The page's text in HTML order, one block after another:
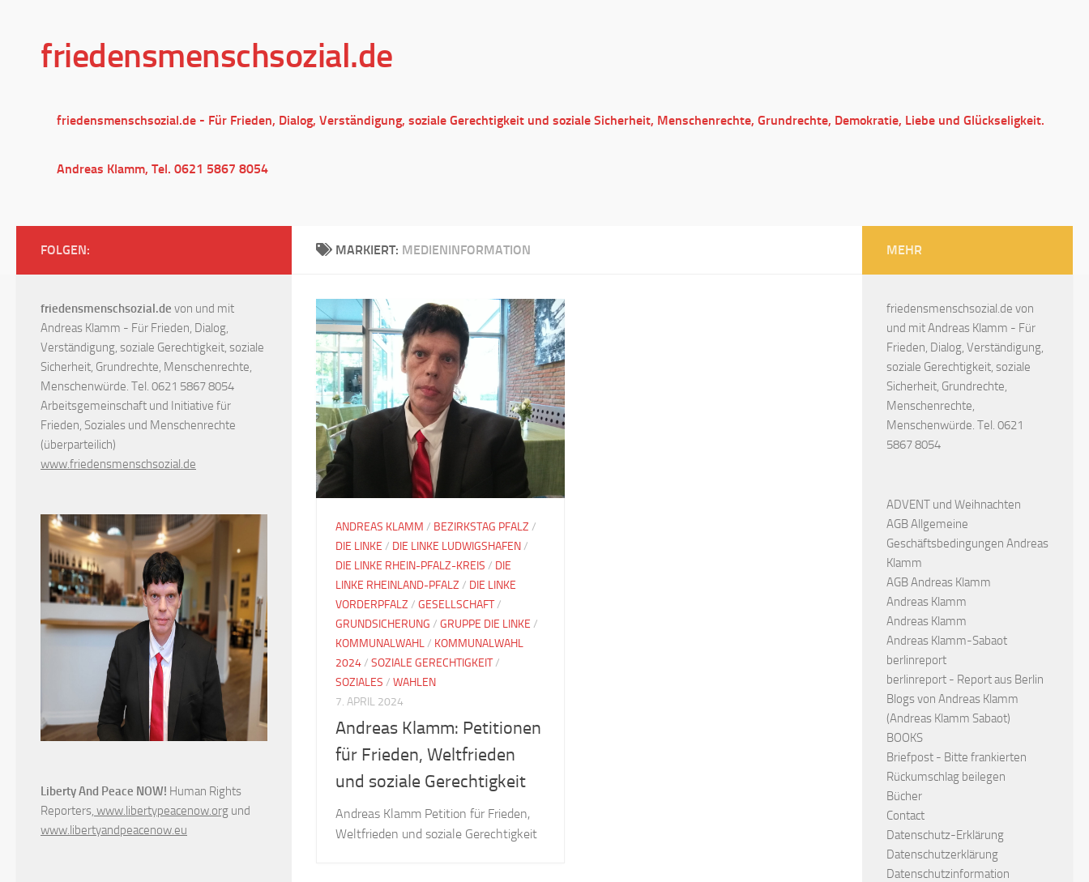
friedensmenschsozial.de
friedensmenschsozial.de - Für Frieden, Dialog, Verständigung, soziale Gerechtigkeit und soziale Sicherheit, Menschenrechte, Grundrechte, Demokratie, Liebe und Glückseligkeit.
Andreas Klamm, Tel. 0621 5867 8054
MARKIERT: MEDIENINFORMATION
ANDREAS KLAMM / BEZIRKSTAG PFALZ /
DIE LINKE / DIE LINKE LUDWIGSHAFEN/
DIE LINKE RHEIN-PFALZ-KREIS / DIE
LINKE RHEINLAND-PFALZ / DIE LINKE
VORDERPFALZ / GESELLSCHAFT/
GRUNDSICHERUNG / GRUPPE DIE LINKE /
KOMMUNALWAHL/ KOMMUNALWAHL
2024/ SOZIALE GERECHTIGKEIT/
SOZIALES / WAHLEN
7. APRIL 2024
Andreas Klamm: Petitionen
für Frieden, Weltfrieden
und soziale Gerechtigkeit
Andreas Klamm Petition für Frieden,
Weltfrieden und soziale Gerechtigkeit
FOLGEN:
friedensmenschsozial.de von und mit
Andreas Klamm - Für Frieden, Dialog,
Verständigung, soziale Gerechtigkeit, soziale
Sicherheit, Grundrechte, Menschenrechte,
Menschenwürde. Tel. 0621 5867 8054
Arbeitsgemeinschaft und Initiative für
Frieden, Soziales und Menschenrechte
(überparteilich)
www.friedensmenschsozial.de
Liberty And Peace NOW! Human Rights
Reporters, www.libertypeacenow.org und
www.libertyandpeacenow.eu
MEHR
friedensmenschsozial.de von
und mit Andreas Klamm - Für
Frieden, Dialog, Verständigung,
soziale Gerechtigkeit, soziale
Sicherheit, Grundrechte,
Menschenrechte,
Menschenwürde. Tel. 0621
5867 8054
ADVENT und Weihnachten
AGB Allgemeine
Geschäftsbedingungen Andreas
Klamm
AGB Andreas Klamm
Andreas Klamm
Andreas Klamm
Andreas Klamm-Sabaot
berlinreport
berlinreport - Report aus Berlin
Blogs von Andreas Klamm
(Andreas Klamm Sabaot)
BOOKS
Briefpost - Bitte frankierten
Rückumschlag beilegen
Bücher
Contact
Datenschutz-Erklärung
Datenschutzerklärung
Datenschutzinformation